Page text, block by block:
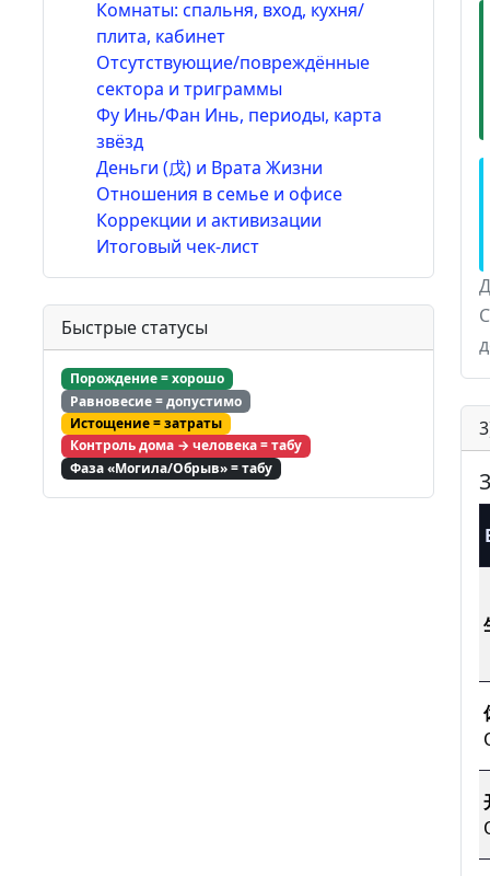
Комнаты: спальня, вход, кухня/
плита, кабинет
Отсутствующие/повреждённые
сектора и триграммы
Фу Инь/Фан Инь, периоды, карта
звёзд
Деньги (戊) и Врата Жизни
Отношения в семье и офисе
Коррекции и активизации
Итоговый чек-лист
Быстрые статусы
Порождение = хорошо
Равновесие = допустимо
Истощение = затраты
Контроль дома → человека = табу
Фаза «Могила/Обрыв» = табу